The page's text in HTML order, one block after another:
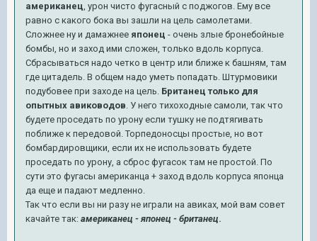
американец, урон чисто фугасный с поджогов. Ему все
равно с какого бока вы зашли на цель самолетами.
Сложнее ну и дамажнее японец - очень злые бронебойные
бомбы, но и заход ими сложен, только вдоль корпуса.
Сбрасываться надо четко в центр или ближе к башням, там
где цитадель. В общем надо уметь попадать. Штурмовики
подубовее при заходе на цель. Британец только для
опытных авиководов. У него тихоходные самоли, так что
будете проседать по урону если тушку не подтягивать
поближе к передовой. Торпедоносцы простые, но вот
бомбардировщики, если их не использовать будете
проседать по урону, а сброс фугасок там не простой. По
сути это фугасы американца + заход вдоль корпуса японца
да еще и падают медленно.
Так что если вы ни разу не играли на авиках, мой вам совет
качайте так: американец - японец - британец.